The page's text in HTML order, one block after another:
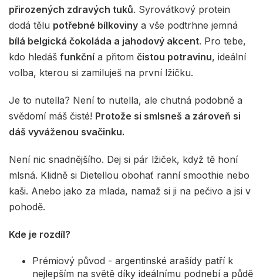
přirozených zdravých tuků. Syrovátkový protein
dodá tělu potřebné bílkoviny a vše podtrhne jemná
bílá belgická čokoláda a jahodový akcent. Pro tebe,
kdo hledáš funkční a přitom čistou potravinu, ideální
volba, kterou si zamiluješ na první lžičku.
Je to nutella? Není to nutella, ale chutná podobně a
svědomí máš čisté! Protože si smlsneš a zároveň si
dáš vyváženou svačinku.
Není nic snadnějšího. Dej si pár lžiček, když tě honí
mlsná. Klidně si Dietellou obohať ranní smoothie nebo
kaši. Anebo jako za mlada, namaž si ji na pečivo a jsi v
pohodě.
Kde je rozdíl?
Prémiový původ - argentinské arašídy patří k
nejlepším na světě díky ideálnímu podnebí a půdě